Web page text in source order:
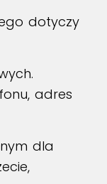
dotyczy
adres
dla